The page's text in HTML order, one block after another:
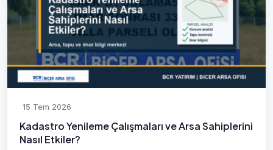
15 Tem 2026
Kadastro Yenileme Çalışmaları ve Arsa Sahiplerini
Nasıl Etkiler?